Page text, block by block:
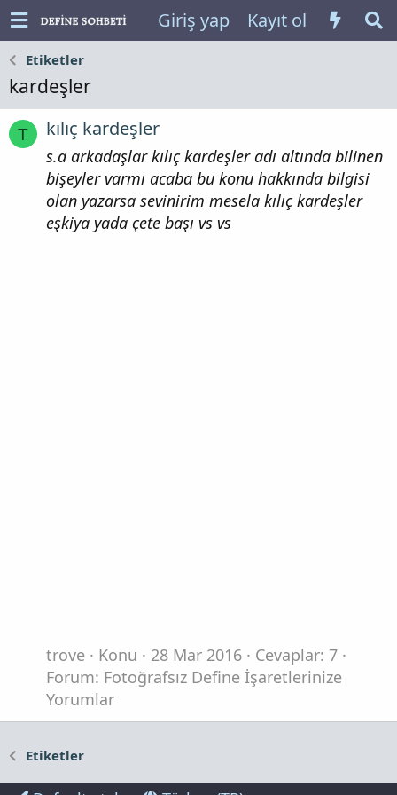
Giriş yap Kayıt ol
Etiketler
kardeşler
T kılıç kardeşler
s.a arkadaşlar kılıç kardeşler adı altında bilinen
bişeyler varmı acaba bu konu hakkında bilgisi
olan yazarsa sevinirim mesela kılıç kardeşler
eşkiya yada çete başı vs vs
trove Konu 28 Mar 2016
Cevaplar: 7
Forum: Fotoğrafsız Define İşaretlerinize
Yorumlar
Etiketler